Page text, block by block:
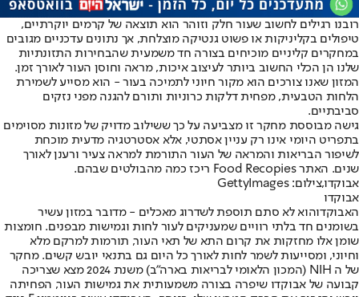
רובנו רגילים לחשוב שעור חלק וזוהר הוא תוצאה של קרמים יוקרתיים,
טיפולים בקליניקות או פשוט גנטיקה מוצלחת, אך נתונים עדכניים מגובים
במחקרים קליניים מוכיחים בצורה חד משמעית שהבחירות התזונתיות
שלנו הן הכלי החשוב ביותר לעיצוב איכות, מראה וחוסן העור לאורך זמן.
המזון שאנו צורכים הוא מקור חיוני לתמיכה בעור - הוא מסייע לשמירת
הלחות הטבעית, מפחית דלקות כרוניות ותורם להגנה מפני נזקים
סביבתיים.
גישה מבוססת מחקר זו מצביעה על כך ששילוב מדויק של מזונות מסוימים
בתפריט היומי אינו רק עניין אסתטי, אלא אסטרטגיה מדעית מוכחת
לשיפור הבריאות והמראה של העור התורמת למראה צעיר ורענן לאורך
שנים. האתר Food Recopies ריכז כמה מהבולטים שבהם.
אבוקדו,צילום: GettyImages
אבוקדו
האבוקדוהוא לא סתם תוספת לשדרוג מאכלים - מדובר במזון עשיר
בשומנים חד בלתי רוויים שמעניקים לעור לחות וגמישות מבפנים. חומצות
שומן אלו מחזקות את קרום התא של תאי העור, תורמות למרקם מלא
וחיוני, ומסייעות לשמר לחות לאורך כל היום גם בתנאי יובש קשים. מחקר
של ה NIH (המכון הלאומי לבריאות בארה"ב) משנת 2024 מצא שצריכה
קבועה של אבוקדו שיפרה בצורה משמעותית את גמישות העור, הפחיתה